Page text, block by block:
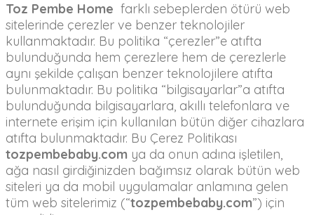
Toz Pembe Home farklı sebeplerden ötürü web
sitelerinde çerezler ve benzer teknolojiler
kullanmaktadır. Bu politika “çerezler”e atıfta
bulunduğunda hem çerezlere hem de çerezlerle
aynı şekilde çalışan benzer teknolojilere atıfta
bulunmaktadır. Bu politika “bilgisayarlar”a atıfta
bulunduğunda bilgisayarlara, akıllı telefonlara ve
internete erişim için kullanılan bütün diğer cihazlara
atıfta bulunmaktadır. Bu Çerez Politikası
tozpembebaby.com ya da onun adına işletilen,
ağa nasıl girdiğinizden bağımsız olarak bütün web
siteleri ya da mobil uygulamalar anlamına gelen
tüm web sitelerimiz (“tozpembebaby.com”) için